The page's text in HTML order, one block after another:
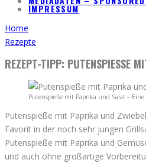
IMPRESSUM
Home
Rezepte
REZEPT-TIPP: PUTENSPIESSE
Putenspieße mit Paprika und Salat –
Putenspieße mit Paprika und
Favorit in der noch sehr jungen
Putenspieße mit Paprika und
und auch ohne großartige